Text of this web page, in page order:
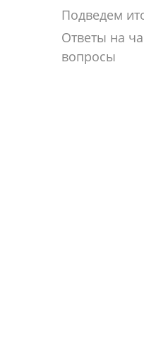
Подведем
Ответы на
вопросы